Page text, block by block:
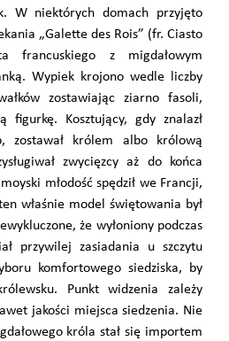
W niektórych domach przyjęto
„Galette des Rois” (fr. Ciasto
francuskiego z migdałowym
Wypiek krojono wedle liczby
zostawiając ziarno fasoli,
figurkę. Kosztujący, gdy znalazł
zostawał królem albo królową
zwycięzcy aż do końca
młodość spędził we Francji,
właśnie model świętowania był
że wyłoniony podczas
przywilej zasiadania u szczytu
komfortowego siedziska, by
Punkt widzenia zależy
jakości miejsca siedzenia. Nie
króla stał się importem